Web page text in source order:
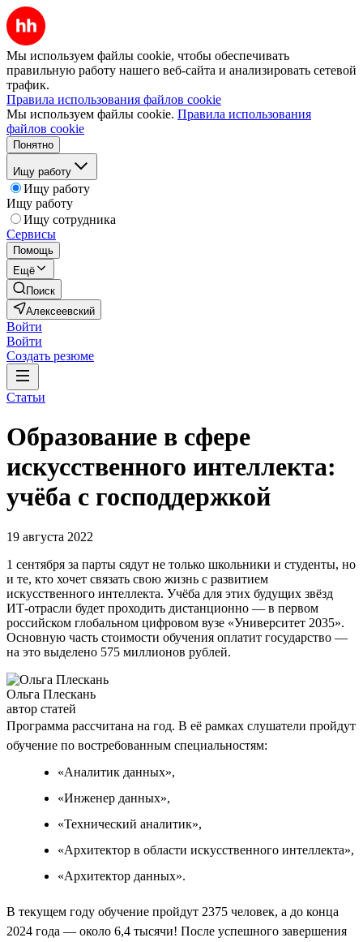
Мы используем файлы cookie, чтобы обеспечивать
правильную работу нашего веб-сайта и анализировать сетевой
трафик.
Правила использования файлов cookie
Мы используем файлы cookie. Правила использования
файлов cookie
Понятно
Ищу работу
Ищу работу
Ищу работу
Ищу сотрудника
Сервисы
Помощь
Ещё
Поиск
Алексеевский
Войти
Войти
Создать резюме
Статьи
Образование в сфере
искусственного интеллекта:
учёба с господдержкой
19 августа 2022
1 сентября за парты сядут не только школьники и студенты, но
и те, кто хочет связать свою жизнь с развитием
искусственного интеллекта. Учёба для этих будущих звёзд
ИТ-отрасли будет проходить дистанционно — в первом
российском глобальном цифровом вузе «Университет 2035».
Основную часть стоимости обучения оплатит государство —
на это выделено 575 миллионов рублей.
Ольга Плескань
автор статей
Программа рассчитана на год. В её рамках слушатели пройдут
обучение по востребованным специальностям:
«Аналитик данных»,
«Инженер данных»,
«Технический аналитик»,
«Архитектор в области искусственного интеллекта»,
«Архитектор данных».
В текущем году обучение пройдут 2375 человек, а до конца
2024 года — около 6,4 тысячи! После успешного завершения